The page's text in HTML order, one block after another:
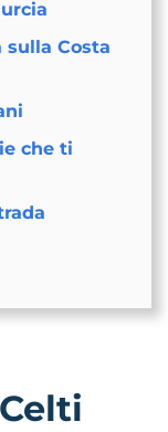
Costa
che ti